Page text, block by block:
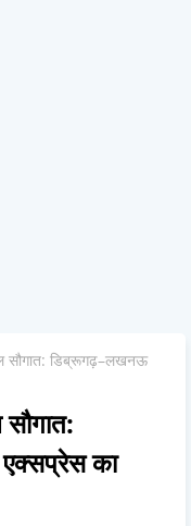
सौगात: डिब्रूगढ़–लखनऊ
सौगात:
का